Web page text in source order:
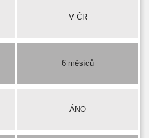
V ČR
6 měsíců
ÁNO